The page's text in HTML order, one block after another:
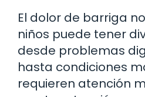
El dolor de barriga
niños puede tener
desde problemas
hasta condiciones
requieren atención